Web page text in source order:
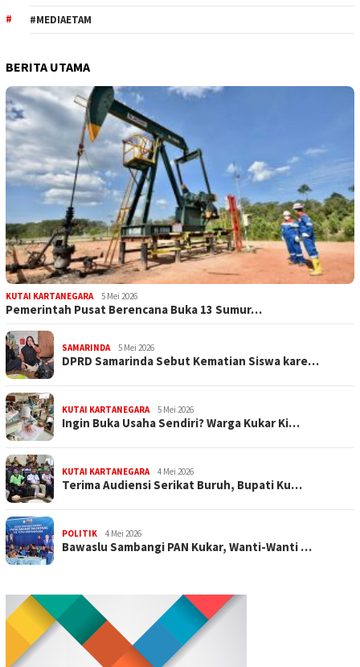
#MEDIAETAM
BERITA UTAMA
KUTAI KARTANEGARA 5 Mei 2026
Pemerintah Pusat Berencana Buka 13 Sumur…
SAMARINDA 5 Mei 2026
DPRD Samarinda Sebut Kematian Siswa kare…
KUTAI KARTANEGARA 5 Mei 2026
Ingin Buka Usaha Sendiri? Warga Kukar Ki…
KUTAI KARTANEGARA 4 Mei 2026
Terima Audiensi Serikat Buruh, Bupati Ku…
POLITIK 4 Mei 2026
Bawaslu Sambangi PAN Kukar, Wanti-Wanti …